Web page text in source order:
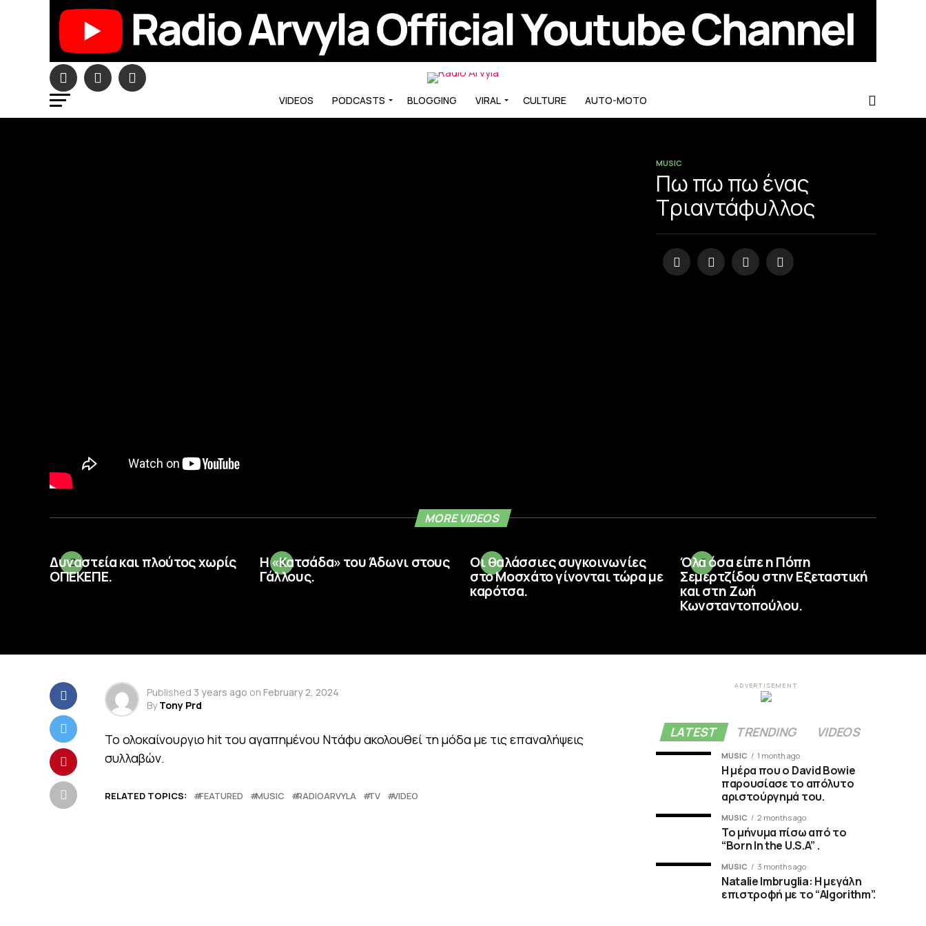
VIDEOS PODCASTS BLOGGING VIRAL CULTURE AUTO-MOTO
MUSIC
Πω πω πω ένας
Τριαντάφυλλος
MORE VIDEOS
Δυναστεία και πλούτος χωρίς
ΟΠΕΚΕΠΕ.
Η «Κατσάδα» του Άδωνι στους
Γάλλους.
Οι θαλάσσιες συγκοινωνίες
στο Μοσχάτο γίνονται τώρα με
καρότσα.
Όλα όσα είπε η Πόπη
Σεμερτζίδου στην Εξεταστική
και στη Ζωή
Κωνσταντοπούλου.
Published 3 years ago on February 2, 2024
By Tony Prd
Το ολοκαίνουργιο hit του αγαπημένου Ντάφυ ακολουθεί τη μόδα με τις επαναλήψεις
συλλαβών.
RELATED TOPICS: FEATURED MUSIC RADIOARVYLA TV VIDEO
ADVERTISEMENT
LATEST TRENDING VIDEOS
MUSIC 1 month ago
Η μέρα που ο David Bowie
παρουσίασε το απόλυτο
αριστούργημά του.
MUSIC 2 months ago
Το μήνυμα πίσω από το
“Born In the U.S.A” .
MUSIC 3 months ago
Natalie Imbruglia: Η μεγάλη
επιστροφή με το “Algorithm”.